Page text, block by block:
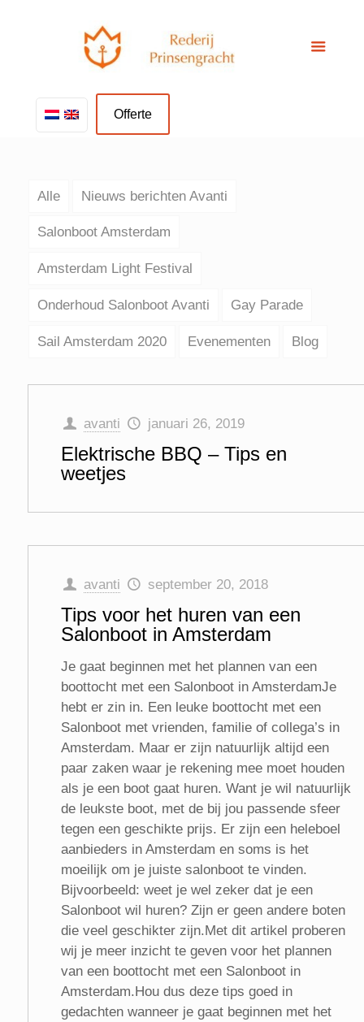
Offerte
Alle Nieuws berichten Avanti
Salonboot Amsterdam
Amsterdam Light Festival
Onderhoud Salonboot Avanti Gay Parade
Sail Amsterdam 2020 Evenementen Blog
avanti januari 26, 2019
Elektrische BBQ – Tips en
weetjes
avanti september 20, 2018
Tips voor het huren van een
Salonboot in Amsterdam
Je gaat beginnen met het plannen van een
boottocht met een Salonboot in AmsterdamJe
hebt er zin in. Een leuke boottocht met een
Salonboot met vrienden, familie of collega’s in
Amsterdam. Maar er zijn natuurlijk altijd een
paar zaken waar je rekening mee moet houden
als je een boot gaat huren. Want je wil natuurlijk
de leukste boot, met de bij jou passende sfeer
tegen een geschikte prijs. Er zijn een heleboel
aanbieders in Amsterdam en soms is het
moeilijk om je juiste salonboot te vinden.
Bijvoorbeeld: weet je wel zeker dat je een
Salonboot wil huren? Zijn er geen andere boten
die veel geschikter zijn.Met dit artikel proberen
wij je meer inzicht te geven voor het plannen
van een boottocht met een Salonboot in
Amsterdam.Hou dus deze tips goed in
gedachten wanneer je gaat beginnen met het